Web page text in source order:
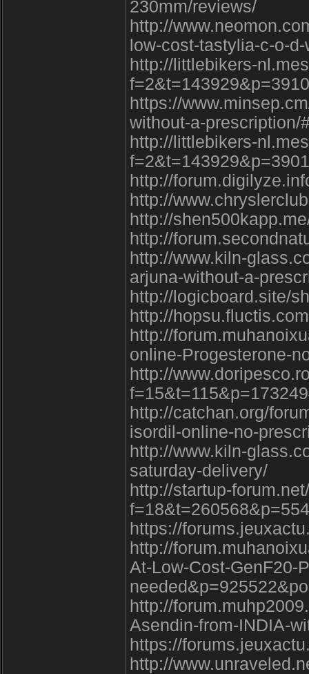
230mm/reviews/
http://
low-cost-tastylia-c-o-
http://littlebikers-
https://
without-a-prescription/
http://littlebikers-
http://
http://
http://
http://
http://www.kiln-
arjuna-without-a-
http://logicboard.site/
http://
http://
online-Progesterone-
http://
http://catchan.org/
isordil-online-no-
http://www.kiln-
saturday-delivery/
http://startup-
https://
http://
At-Low-Cost-GenF20-
http://
Asendin-from-INDIA-
https://
http://